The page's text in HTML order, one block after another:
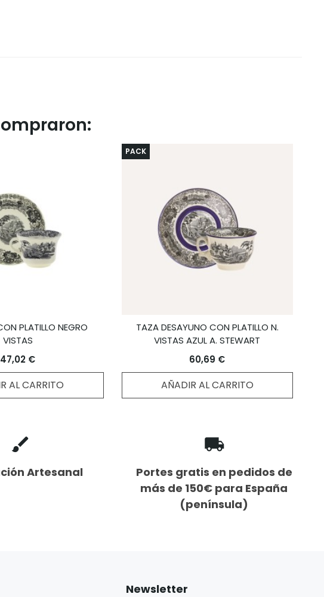
PLATILLO NEGRO
VISTAS
47,02 €
AL CARRITO
PACK
TAZA DESAYUNO CON PLATILLO N.
VISTAS AZUL A. STEWART
60,69 €
AÑADIR AL CARRITO
Artesanal
Portes gratis en pedidos de
más de 150€ para España
(península)
Newsletter